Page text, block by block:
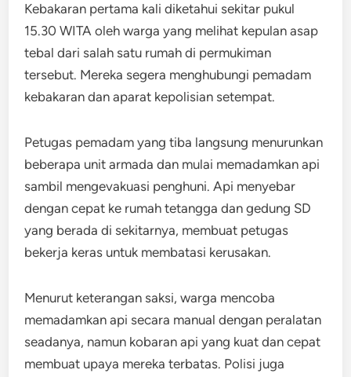
Kebakaran pertama kali diketahui sekitar pukul
15.30 WITA oleh warga yang melihat kepulan asap
tebal dari salah satu rumah di permukiman
tersebut. Mereka segera menghubungi pemadam
kebakaran dan aparat kepolisian setempat.
Petugas pemadam yang tiba langsung menurunkan
beberapa unit armada dan mulai memadamkan api
sambil mengevakuasi penghuni. Api menyebar
dengan cepat ke rumah tetangga dan gedung SD
yang berada di sekitarnya, membuat petugas
bekerja keras untuk membatasi kerusakan.
Menurut keterangan saksi, warga mencoba
memadamkan api secara manual dengan peralatan
seadanya, namun kobaran api yang kuat dan cepat
membuat upaya mereka terbatas. Polisi juga